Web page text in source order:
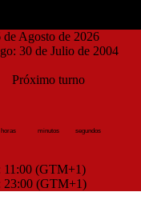
de Agosto de 2026
30 de Julio de 2004
Próximo turno
horas minutos segundos
11:00 (GTM+1)
23:00 (GTM+1)